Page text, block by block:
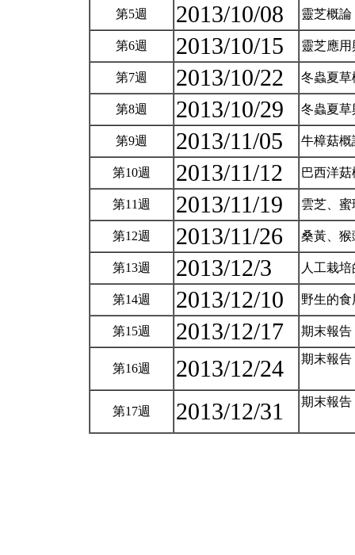
第5週 2013/10/08 靈芝概論
第6週 2013/10/15 靈芝應
第7週 2013/10/22 冬蟲夏
第8週 2013/10/29 冬蟲夏
第9週 2013/11/05 牛樟菇
第10週 2013/11/12 巴西洋
第11週 2013/11/19 雲芝、
第12週 2013/11/26 桑黃、
第13週 2013/12/3 人工栽
第14週 2013/12/10 野生的
第15週 2013/12/17 期末報告
第16週 2013/12/24 期末報告
第17週 2013/12/31 期末報告